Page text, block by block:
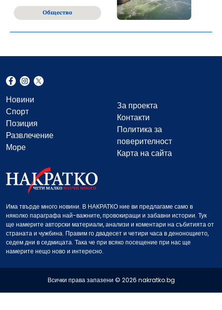
Общество
Новини
Спорт
Позиция
Развлечение
Море
За проекта
Контакти
Политика за
поверителност
Карта на сайта
Има твърде много новини. В НАКРАТКО ние ви предлагаме само в
няколко параграфа най-важните, провокиращи и забавни истории. Тук
ще намерите авторски материали, анализи и коментари на събитията от
страната и чужбина. Правим го двадесет и четири часа в денонощието,
седем дни в седмицата. Така че при всяко посещение при нас ще
намерите нещо ново и интересно.
Всички права запазени © 2026 nakratko.bg